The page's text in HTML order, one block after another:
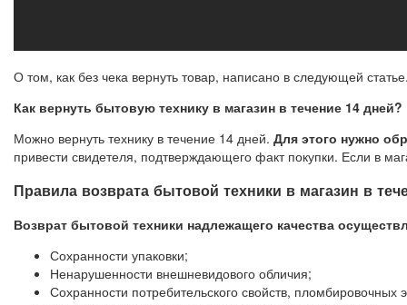
О том, как без чека вернуть товар, написано в следующей
Как вернуть бытовую технику в магазин в течение 14 дней?
Можно вернуть технику в течение 14 дней. Для этого нужно
привести свидетеля, подтверждающего факт покупки. Если в
Правила возврата бытовой техники в магазин в
Возврат бытовой техники надлежащего качества
Сохранности упаковки;
Ненарушенности внешневидового обличия;
Сохранности потребительского свойств,